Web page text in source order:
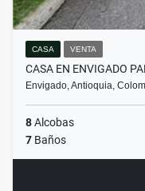
CASA VENTA
CASA EN ENVIGADO
Envigado, Antioquia,
8Alcobas
7 Baños